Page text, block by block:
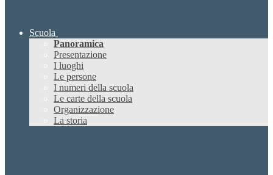
Scuola
Panoramica
Presentazione
I luoghi
Le persone
I numeri della scuola
Le carte della scuola
Organizzazione
La storia